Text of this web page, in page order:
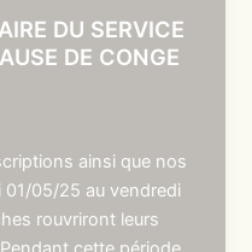
DU SERVICE
DE CONGE
ainsi que nos
05/25 au vendredi
rouvriront leurs